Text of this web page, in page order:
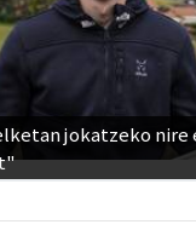
jokatzeko nire